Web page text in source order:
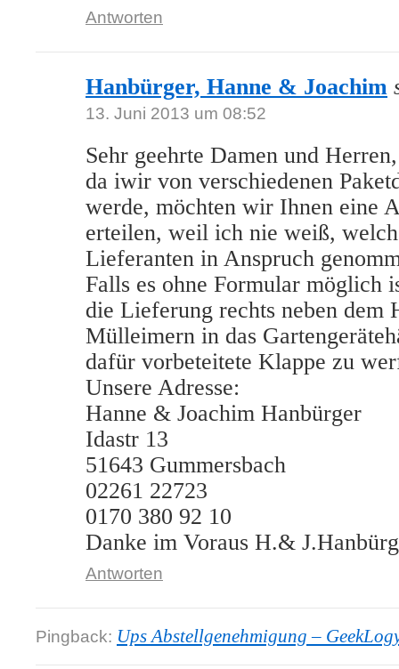
Antworten
Hanbürger, Hanne & Joachim
13. Juni 2013 um 08:52
Sehr geehrte Damen und Herren,
da iwir von verschiedenen
werde, möchten wir Ihnen eine
erteilen, weil ich nie weiß,
Lieferanten in Anspruch
Falls es ohne Formular möglich
die Lieferung rechts neben dem
Mülleimern in das
dafür vorbeteitete Klappe zu
Unsere Adresse:
Hanne & Joachim Hanbürger
Idastr 13
51643 Gummersbach
02261 22723
0170 380 92 10
Danke im Voraus H.&
Antworten
Pingback: Ups Abstellgenehmigung –